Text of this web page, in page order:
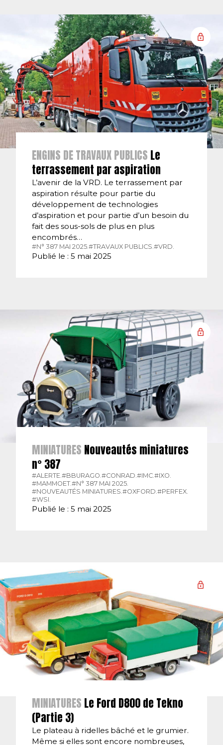
ENGINS DE TRAVAUX PUBLICS Le
terrassement par aspiration
L’avenir de la VRD. Le terrassement par
aspiration résulte pour partie du
développement de technologies
d’aspiration et pour partie d’un besoin du
fait des sous-sols de plus en plus
encombrés…
#N° 387 MAI 2025. #TRAVAUX PUBLICS. #VRD.
Publié le : 5 mai 2025
MINIATURES Nouveautés miniatures
n° 387
#ALERTE.#BBURAGO.#CONRAD.#IMC.#IXO.
#MAMMOET.#N° 387 MAI 2025.
#NOUVEAUTÉS MINIATURES.#OXFORD.#PERFEX.
#WSI.
Publié le : 5 mai 2025
MINIATURES Le Ford D800 de Tekno
(Partie 3)
Le plateau à ridelles bâché et le grumier.
Même si elles sont encore nombreuses,